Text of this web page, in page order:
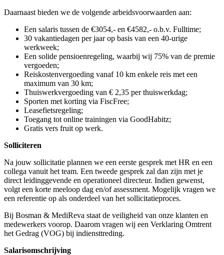
Daarnaast bieden we de volgende arbeidsvoorwaarden aan:
Een salaris tussen de €3054,- en €4582,- o.b.v. Fulltime;
30 vakantiedagen per jaar op basis van een 40-urige
werkweek;
Een solide pensioenregeling, waarbij wij 75% van de premie
vergoeden;
Reiskostenvergoeding vanaf 10 km enkele reis met een
maximum van 30 km;
Thuiswerkvergoeding van € 2,35 per thuiswerkdag;
Sporten met korting via FiscFree;
Leasefietsregeling;
Toegang tot online trainingen via GoodHabitz;
Gratis vers fruit op werk.
Solliciteren
Na jouw sollicitatie plannen we een eerste gesprek met HR en een
collega vanuit het team. Een tweede gesprek zal dan zijn met je
direct leidinggevende en operationeel directeur. Indien gewenst,
volgt een korte meeloop dag en/of assessment. Mogelijk vragen we
een referentie op als onderdeel van het sollicitatieproces.
Bij Bosman & MediReva staat de veiligheid van onze klanten en
medewerkers voorop. Daarom vragen wij een Verklaring Omtrent
het Gedrag (VOG) bij indiensttreding.
Salarisomschrijving